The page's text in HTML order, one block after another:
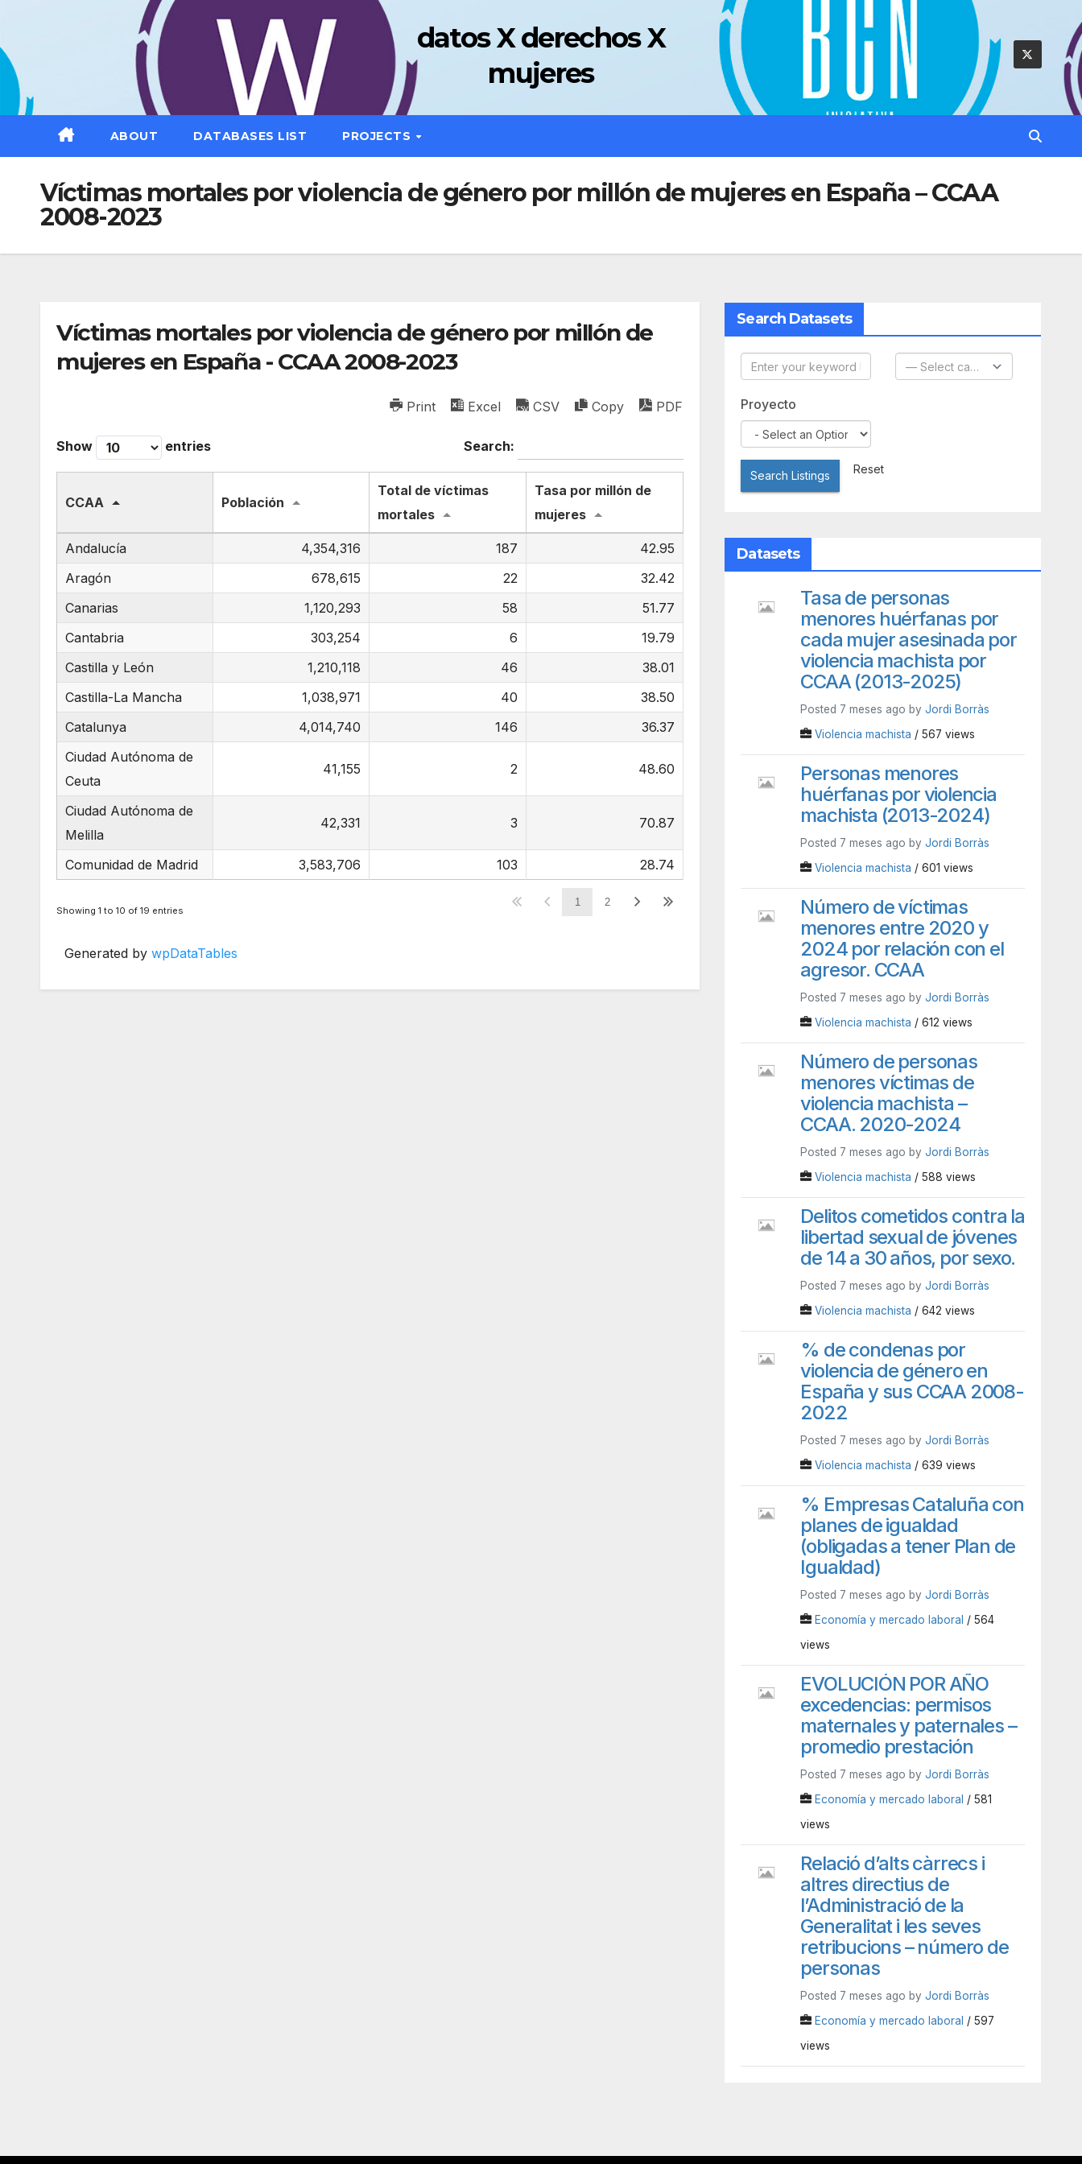
contenido
datos X derechos X
mujeres
ABOUT DATABASES LIST PROJECTS
Víctimas mortales por violencia de género por millón de mujeres en España – CCAA
2008-2023
Víctimas mortales por violencia de género por millón de
mujeres en España - CCAA 2008-2023
Print Excel CSV Copy PDF
Show entries Search:
CCAA Población
Total de víctimas
mortales
Tasa por millón de
mujeres
Andalucía 4,354,316 187
42.95
Aragón
678,615 22
32.42
Canarias
1,120,293 58
51.77
Cantabria
303,254 6
19.79
Castilla y León
1,210,118 46
38.01
Castilla-La Mancha
1,038,971 40
38.50
Catalunya
4,014,740 146
36.37
Ciudad Autónoma de
Ceuta
41,155 2 48.60
Ciudad Autónoma de
Melilla
42,331 3 70.87
Comunidad de Madrid 3,583,706 103 28.74
Showing 1 to 10 of 19 entries
1 2
Generated by wpDataTables
Search Datasets
Proyecto
Search Listings Reset
Datasets
Tasa de personas
menores huérfanas por
cada mujer asesinada por
violencia machista por
CCAA (2013-2025)
Posted 7 meses ago byJordi Borràs
Violencia machista / 567 views
Personas menores
huérfanas por violencia
machista (2013-2024)
Posted 7 meses ago byJordi Borràs
Violencia machista / 601 views
Número de víctimas
menores entre 2020 y
2024 por relación con el
agresor. CCAA
Posted 7 meses ago byJordi Borràs
Violencia machista / 612 views
Número de personas
menores víctimas de
violencia machista –
CCAA. 2020-2024
Posted 7 meses ago byJordi Borràs
Violencia machista / 588 views
Delitos cometidos contra la
libertad sexual de jóvenes
de 14 a 30 años, por sexo.
Posted 7 meses ago byJordi Borràs
Violencia machista / 642 views
% de condenas por
violencia de género en
España y sus CCAA 2008-
2022
Posted 7 meses ago byJordi Borràs
Violencia machista / 639 views
% Empresas Cataluña con
planes de igualdad
(obligadas a tener Plan de
Igualdad)
Posted 7 meses ago byJordi Borràs
Economía y mercado laboral / 564
views
EVOLUCIÓN POR AÑO
excedencias: permisos
maternales y paternales –
promedio prestación
Posted 7 meses ago byJordi Borràs
Economía y mercado laboral / 581
views
Relació d’alts càrrecs i
altres directius de
l’Administració de la
Generalitat i les seves
retribucions – número de
personas
Posted 7 meses ago byJordi Borràs
Economía y mercado laboral / 597
views